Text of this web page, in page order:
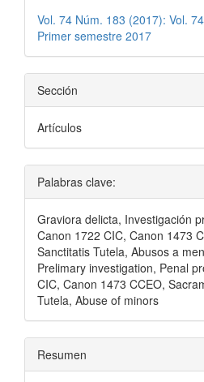
Vol. 74 Núm. 183 (2017): Vol.
Primer semestre 2017
Sección
Artículos
Palabras clave:
Graviora delicta, Investigación
Canon 1722 CIC, Canon 1473
Sanctitatis Tutela, Abusos a
Prelimary investigation, Penal
CIC, Canon 1473 CCEO,
Tutela, Abuse of minors
Resumen